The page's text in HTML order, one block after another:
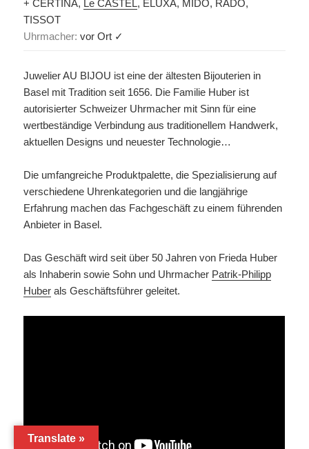
+ CERTINA, Le CASTEL, ELUXA, MIDO, RADO,
TISSOT
Uhrmacher: vor Ort ✓
Juwelier AU BIJOU ist eine der ältesten Bijouterien in
Basel mit Tradition seit 1656. Die Familie Huber ist
autorisierter Schweizer Uhrmacher mit Sinn für eine
wertbeständige Verbindung aus traditionellem Handwerk,
aktuellen Designs und neuester Technologie…
Die umfangreiche Produktpalette, die Spezialisierung auf
verschiedene Uhrenkategorien und die langjährige
Erfahrung machen das Fachgeschäft zu einem führenden
Anbieter in Basel.
Das Geschäft wird seit über 50 Jahren von Frieda Huber
als Inhaberin sowie Sohn und Uhrmacher Patrik-Philipp
Huber als Geschäftsführer geleitet.
Translate »